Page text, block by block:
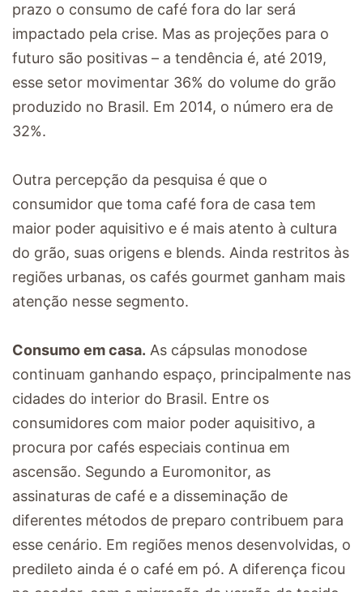
prazo o consumo de café fora do lar será
impactado pela crise. Mas as projeções para o
futuro são positivas – a tendência é, até 2019,
esse setor movimentar 36% do volume do grão
produzido no Brasil. Em 2014, o número era de
32%.
Outra percepção da pesquisa é que o
consumidor que toma café fora de casa tem
maior poder aquisitivo e é mais atento à cultura
do grão, suas origens e blends. Ainda restritos às
regiões urbanas, os cafés gourmet ganham mais
atenção nesse segmento.
Consumo em casa. As cápsulas monodose
continuam ganhando espaço, principalmente nas
cidades do interior do Brasil. Entre os
consumidores com maior poder aquisitivo, a
procura por cafés especiais continua em
ascensão. Segundo a Euromonitor, as
assinaturas de café e a disseminação de
diferentes métodos de preparo contribuem para
esse cenário. Em regiões menos desenvolvidas, o
predileto ainda é o café em pó. A diferença ficou